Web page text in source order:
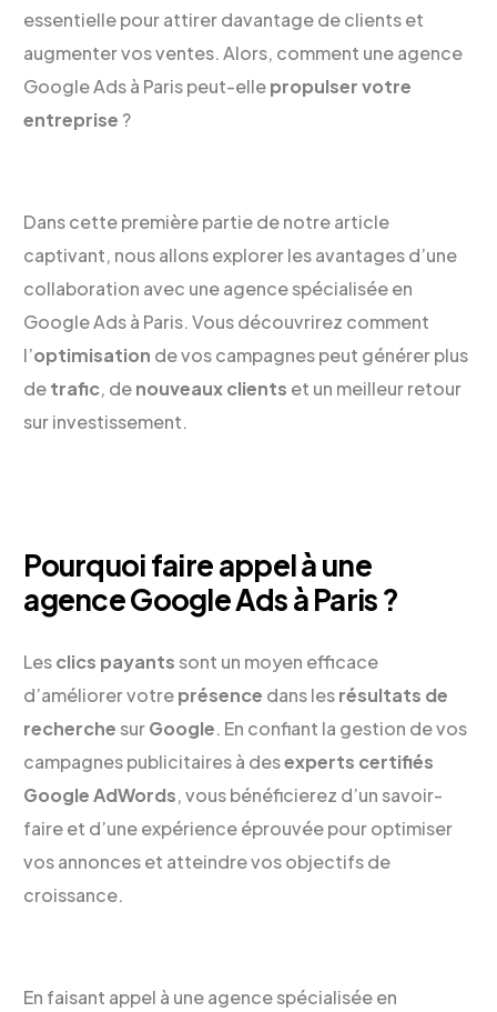
essentielle pour attirer davantage de clients et
augmenter vos ventes. Alors, comment une agence
Google Ads à Paris peut-ellepropulser votre
entreprise ?
Dans cette première partie de notre article
captivant, nous allons explorer les avantages d’une
collaboration avec une agence spécialisée en
Google Ads à Paris. Vous découvrirez comment
l’optimisation de vos campagnes peut générer plus
detrafic, denouveaux clients et un meilleur retour
sur investissement.
Pourquoi faire appel à une
agence Google Ads à Paris ?
Lesclics payants sont un moyen efficace
d’améliorer votreprésence dans lesrésultats de
recherche surGoogle. En confiant la gestion de vos
campagnes publicitaires à desexperts certifiés
Google AdWords, vous bénéficierez d’un savoir-
faire et d’une expérience éprouvée pour optimiser
vos annonces et atteindre vos objectifs de
croissance.
En faisant appel à une agence spécialisée en